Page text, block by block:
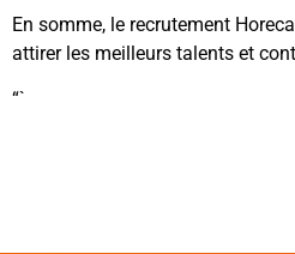
En somme, le recrutement
attirer les meilleurs talents et
“`